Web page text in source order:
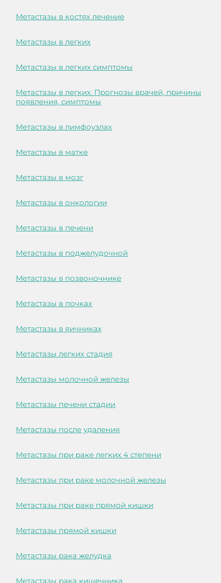
Метастазы в костях лечение
Метастазы в легких
Метастазы в легких симптомы
Метастазы в легких. Прогнозы врачей, причины
появления, симптомы
Метастазы в лимфоузлах
Метастазы в матке
Метастазы в мозг
Метастазы в онкологии
Метастазы в печени
Метастазы в поджелудочной
Метастазы в позвоночнике
Метастазы в почках
Метастазы в яичниках
Метастазы легких стадия
Метастазы молочной железы
Метастазы печени стадии
Метастазы после удаления
Метастазы при раке легких 4 степени
Метастазы при раке молочной железы
Метастазы при раке прямой кишки
Метастазы прямой кишки
Метастазы рака желудка
Метастазы рака кишечника